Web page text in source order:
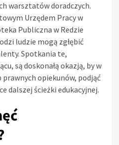
warsztatów doradczych.
Urzędem Pracy w
Publiczna w Redzie
ludzie mogą zgłębić
Spotkania te,
są doskonałą okazją, by w
opiekunów, podjąć
dalszej ścieżki edukacyjnej.